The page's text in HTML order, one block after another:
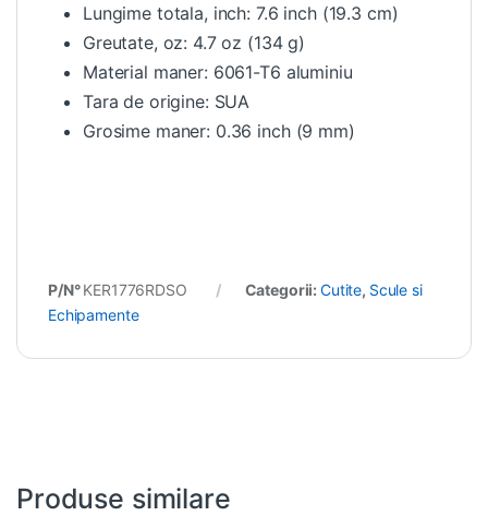
Lungime totala, inch: 7.6 inch (19.3 cm)
Greutate, oz: 4.7 oz (134 g)
Material maner: 6061-T6 aluminiu
Tara de origine: SUA
Grosime maner: 0.36 inch (9 mm)
P/N°KER1776RDSO Categorii: Cutite, Scule si
Echipamente
Produse similare